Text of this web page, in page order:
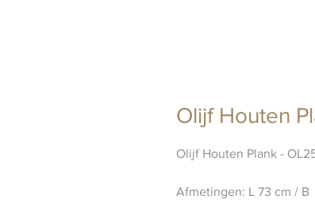
Olijf Houten
Olijf Houten Plank -
Afmetingen: L 73 cm / B